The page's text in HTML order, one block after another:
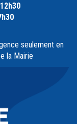
seulement en
la Mairie